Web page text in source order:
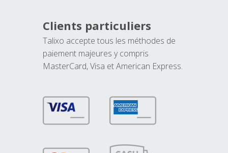
Clients particuliers
Talixo accepte tous les méthodes de
paiement majeures y compris
MasterCard, Visa et American Express.